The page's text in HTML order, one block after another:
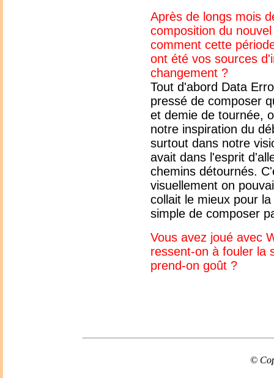
Après de longs mois
composition du
comment cette
ont été vos sources
changement ?
Tout d'abord Data
pressé de composer
et demie de tournée,
notre inspiration du
surtout dans notre
avait dans l'esprit
chemins détournés.
visuellement on
collait le mieux pour
simple de composer
Vous avez joué avec
ressent-on à fouler la
prend-on goût ?
©